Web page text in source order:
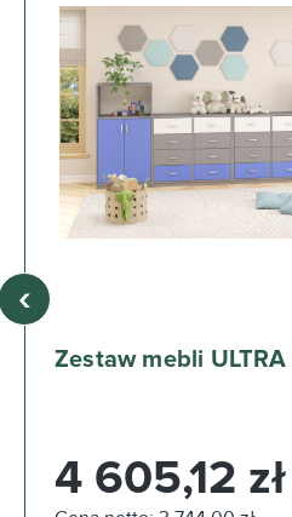
Cena regularna:
4 605,12 zł
‹